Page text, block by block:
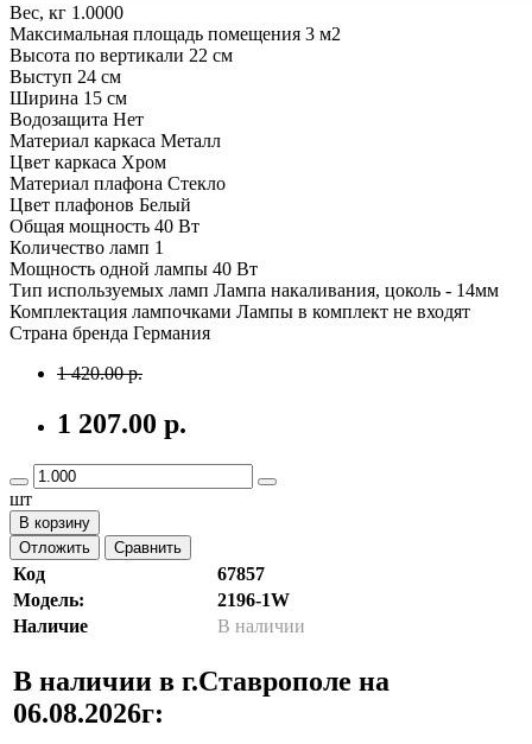
Вес, кг 1.0000
Максимальная площадь помещения 3 м2
Высота по вертикали 22 см
Выступ 24 см
Ширина 15 см
Водозащита Нет
Материал каркаса Металл
Цвет каркаса Хром
Материал плафона Стекло
Цвет плафонов Белый
Общая мощность 40 Вт
Количество ламп 1
Мощность одной лампы 40 Вт
Тип используемых ламп Лампа накаливания, цоколь - 14мм
Комплектация лампочками Лампы в комплект не входят
Страна бренда Германия
1 420.00 р.
1 207.00 р.
шт
В корзину
Отложить
Сравнить
Код
67857
Модель:
2196-1W
Наличие
В наличии
В наличии в г.Ставрополе на
06.08.2026г: